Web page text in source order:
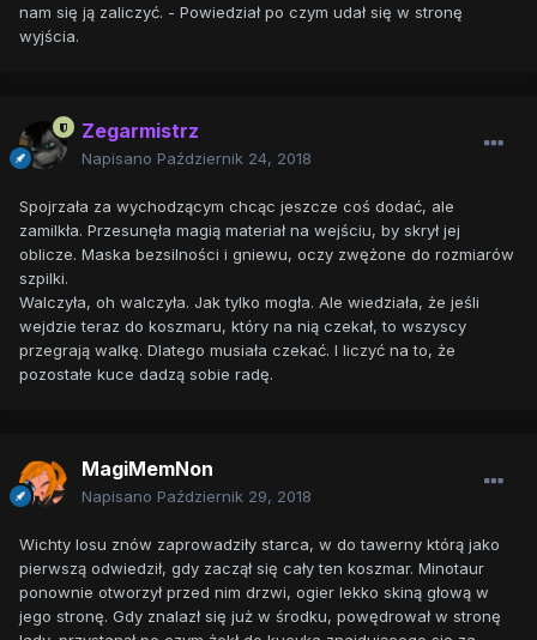
nam się ją zaliczyć. - Powiedział po czym udał się w stronę
wyjścia.
Zegarmistrz
Napisano Październik 24, 2018
Spojrzała za wychodzącym chcąc jeszcze coś dodać, ale
zamilkła. Przesunęła magią materiał na wejściu, by skrył jej
oblicze. Maska bezsilności i gniewu, oczy zwężone do rozmiarów
szpilki.
Walczyła, oh walczyła. Jak tylko mogła. Ale wiedziała, że jeśli
wejdzie teraz do koszmaru, który na nią czekał, to wszyscy
przegrają walkę. Dlatego musiała czekać. I liczyć na to, że
pozostałe kuce dadzą sobie radę.
MagiMemNon
Napisano Październik 29, 2018
Wichty losu znów zaprowadziły starca, w do tawerny którą jako
pierwszą odwiedził, gdy zaczął się cały ten koszmar. Minotaur
ponownie otworzył przed nim drzwi, ogier lekko skiną głową w
jego stronę. Gdy znalazł się już w środku, powędrował w stronę